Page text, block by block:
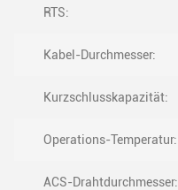
RTS:
Kabel-Durchmesser:
Kurzschlusskapazität:
Operations-Temperatur:
ACS-Drahtdurchmesser: